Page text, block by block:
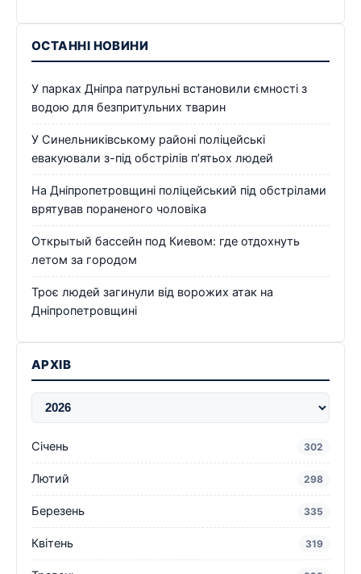
ОСТАННІ НОВИНИ
У парках Дніпра патрульні встановили ємності з
водою для безпритульних тварин
У Синельниківському районі поліцейські
евакуювали з-під обстрілів п’ятьох людей
На Дніпропетровщині поліцейський під обстрілами
врятував пораненого чоловіка
Открытый бассейн под Киевом: где отдохнуть
летом за городом
Троє людей загинули від ворожих атак на
Дніпропетровщині
АРХІВ
Січень 302
Лютий 298
Березень 335
Квітень 319